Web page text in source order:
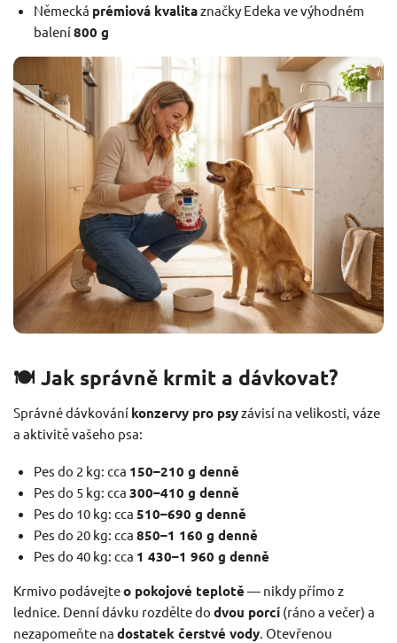
Německá prémiová kvalitaznačky Edeka ve výhodném
balení800 g
🍽️ Jak správně krmit a dávkovat?
Správné dávkování konzervy pro psyzávisí na velikosti, váze
a aktivitě vašeho psa:
Pes do 2 kg: cca 150–210 g denně
Pes do 5 kg: cca 300–410 g denně
Pes do 10 kg: cca 510–690 g denně
Pes do 20 kg: cca 850–1 160 g denně
Pes do 40 kg: cca 1 430–1 960 g denně
Krmivo podávejteo pokojové teplotě — nikdy přímo z
lednice. Denní dávku rozdělte do dvou porcí (ráno a večer) a
nezapomeňte na dostatek čerstvé vody. Otevřenou